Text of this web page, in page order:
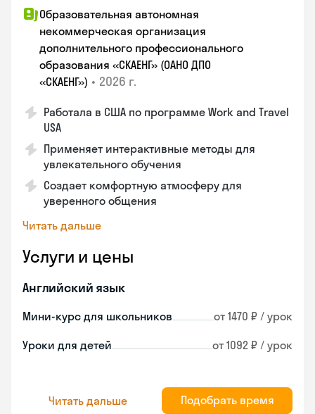
Образовательная автономная
некоммерческая организация
дополнительного профессионального
образования «СКАЕНГ» (ОАНО ДПО
«СКАЕНГ») • 2026 г.
Работала в США по программе Work and Travel
USA
Применяет интерактивные методы для
увлекательного обучения
Создает комфортную атмосферу для
уверенного общения
Читать дальше
Услуги и цены
Английский язык
Мини-курс для школьников от 1470 ₽ / урок
Уроки для детей от 1092 ₽ / урок
Читать дальше Подобрать время